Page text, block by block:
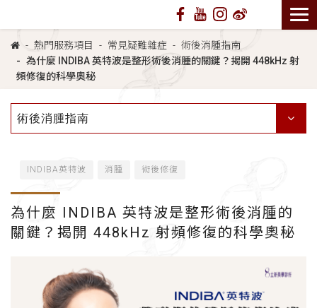
熱門服務項目 常見疑難雜症
術後消腫指南
為什麼 INDIBA 英特波是整形術後消腫的關鍵？揭開 448kHz 射
頻修復的科學奧秘
術後消腫指南
INDIBA英特波 消腫 術後修復
為什麼 INDIBA 英特波是整形術後消腫的
關鍵？揭開 448kHz 射頻修復的科學奧秘